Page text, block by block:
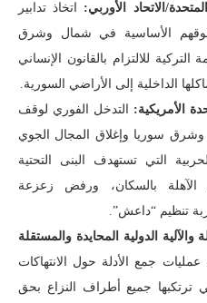
الاتحاد الأوربي: اتخاذ تدابير
الأساسية في شمال وشرق
للالتزام بالقانون الإنساني
الداخلية إلى الأراضي السورية.
الأمريكية: التدخل الفوري لوقف
سوريا وإغلاق المجال الجوي
التي تستهدف البنى التحتية
الآهلة بالسكان، ورفض زعزعة
تنظيم “داعش”.
والآلية الدولية المحايدة والمستقلة
عمليات جمع الأدلة حول الانتهاكات
ترتكبها جميع أطراف النزاع بحق